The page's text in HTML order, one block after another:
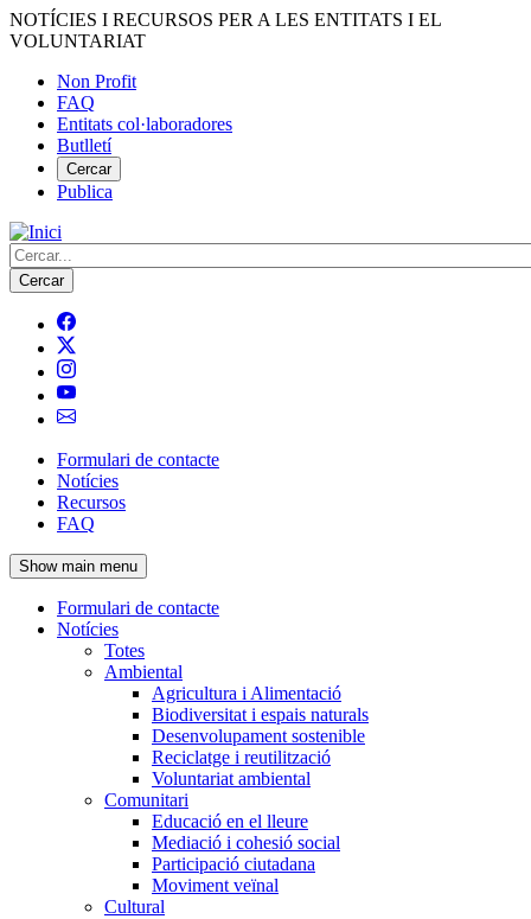
Vés
al
NOTÍCIES I RECURSOS PER A LES ENTITATS I EL
VOLUNTARIAT
Menú
del
compte
d'usuari
Non Profit
FAQ
Entitats col·laboradores
Butlletí
Cercar
Publica
Cerca
Navegació
principal
de
l'encapçalament
Formulari de contacte
Notícies
Recursos
FAQ
Show main menu
Navegació
principal
Formulari de contacte
Notícies
Totes
Ambiental
Agricultura i Alimentació
Biodiversitat i espais naturals
Desenvolupament sostenible
Reciclatge i reutilització
Voluntariat ambiental
Comunitari
Educació en el lleure
Mediació i cohesió social
Participació ciutadana
Moviment veïnal
Cultural